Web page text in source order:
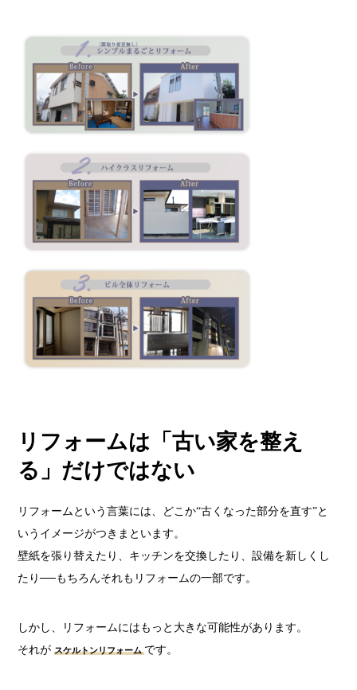
リフォームは「古い家を整え
る」だけではない
リフォームという言葉には、どこか“古くなった部分を直す”と
いうイメージがつきまといます。
壁紙を張り替えたり、キッチンを交換したり、設備を新しくし
たり──もちろんそれもリフォームの一部です。
しかし、リフォームにはもっと大きな可能性があります。
それがスケルトンリフォームです。